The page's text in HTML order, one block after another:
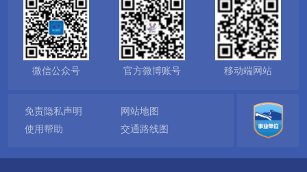
微信公众号 官方微博账号 移动端网站
免责隐私声明
网站地图
使用帮助
交通路线图